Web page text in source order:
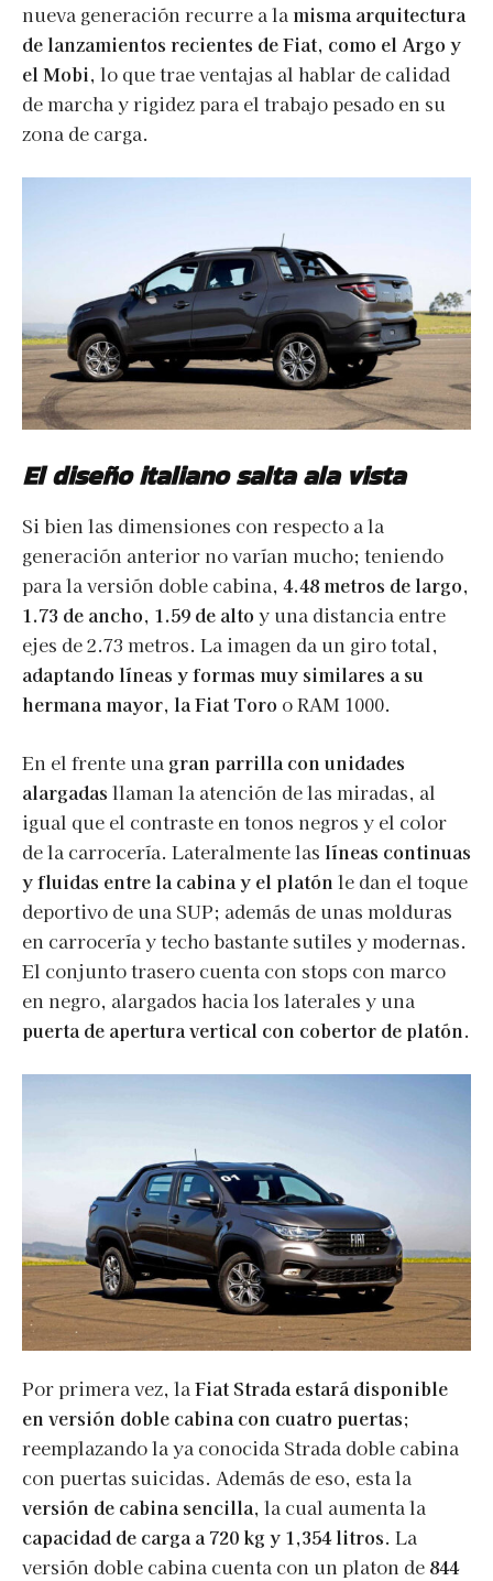
nueva generación recurre a lamisma arquitectura
de lanzamientos recientes de Fiat, como el Argo y
el Mobi, lo que trae ventajas al hablar de calidad
de marcha y rigidez para el trabajo pesado en su
zona de carga.
El diseño italiano salta ala vista
Si bien las dimensiones con respecto a la
generación anterior no varían mucho; teniendo
para la versión doble cabina, 4.48 metros de largo,
1.73 de ancho, 1.59 de alto y una distancia entre
ejes de 2.73 metros. La imagen da un giro total,
adaptando líneas y formas muy similares a su
hermana mayor, la Fiat Toro o RAM 1000.
En el frente una gran parrilla con unidades
alargadas llaman la atención de las miradas, al
igual que el contraste en tonos negros y el color
de la carrocería. Lateralmente las líneas continuas
y fluidas entre la cabina y el platón le dan el toque
deportivo de una SUP; además de unas molduras
en carrocería y techo bastante sutiles y modernas.
El conjunto trasero cuenta con stops con marco
en negro, alargados hacia los laterales y una
puerta de apertura vertical con cobertor de platón.
Por primera vez, laFiat Strada estará disponible
en versión doble cabina con cuatro puertas;
reemplazando la ya conocida Strada doble cabina
con puertas suicidas. Además de eso, esta la
versión de cabina sencilla, la cual aumenta la
capacidad de carga a 720 kg y 1,354 litros. La
versión doble cabina cuenta con un platon de 844